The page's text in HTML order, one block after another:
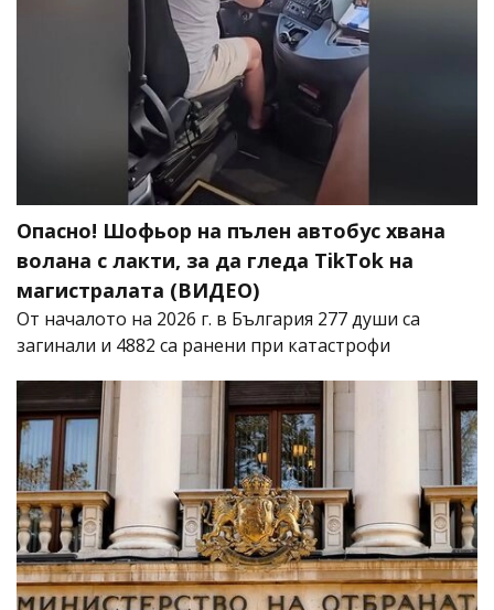
Опасно! Шофьор на пълен автобус хвана
волана с лакти, за да гледа TikTok на
магистралата (ВИДЕО)
От началото на 2026 г. в България 277 души са
загинали и 4882 са ранени при катастрофи